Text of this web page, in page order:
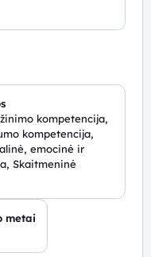
kompetencija,
kompetencija,
emocinė ir
Skaitmeninė
metai